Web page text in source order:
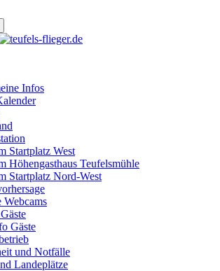
Infos
Startplatz West
Höhengasthaus Teufelsmühle
Startplatz Nord-West
Webcams
Gäste
und Notfälle
Landeplätze